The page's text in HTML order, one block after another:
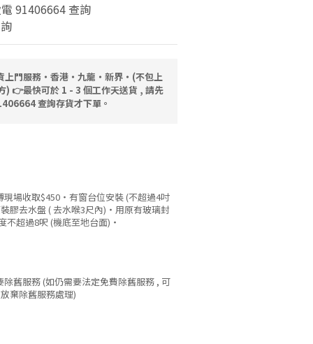
91406664 查詢
上門服務‧香港‧九龍‧新界‧(不包上
) 👉最快可於 1 - 3 個工作天送貨 , 請先
查詢存貨才下單。
場收取$450‧有窗台位安裝 (不超過4吋
膠去水盤 ( 去水喉3尺內)‧用原有玻璃封
超過8呎 (機底至地台面)‧
除舊服務 (如仍需要法定免費除舊服務 , 可
棄除舊服務處理)